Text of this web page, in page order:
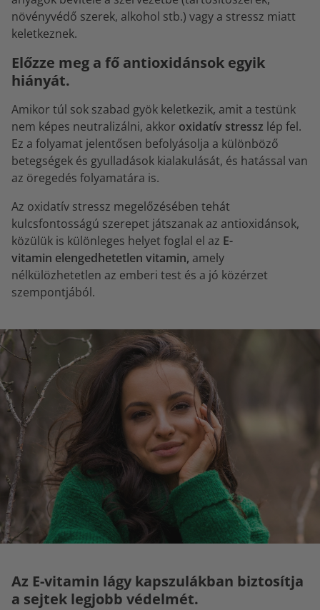
növényvédő szerek, alkohol stb.) vagy a stressz miatt
keletkeznek.
Előzze meg a fő antioxidánsok egyik
hiányát.
Amikor túl sok szabad gyök keletkezik, amit a testünk
nem képes neutralizálni, akkor oxidatív stressz lép fel.
Ez a folyamat jelentősen befolyásolja a különböző
betegségek és gyulladások kialakulását, és hatással van
az öregedés folyamatára is.
Az oxidatív stressz megelőzésében tehát
kulcsfontosságú szerepet játszanak az antioxidánsok,
közülük is különleges helyet foglal el az E-
vitamin elengedhetetlen vitamin, amely
nélkülözhetetlen az emberi test és a jó közérzet
szempontjából.
Az E-vitamin lágy kapszulákban biztosítja
a sejtek legjobb védelmét.